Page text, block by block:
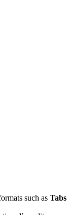
such as Tabs